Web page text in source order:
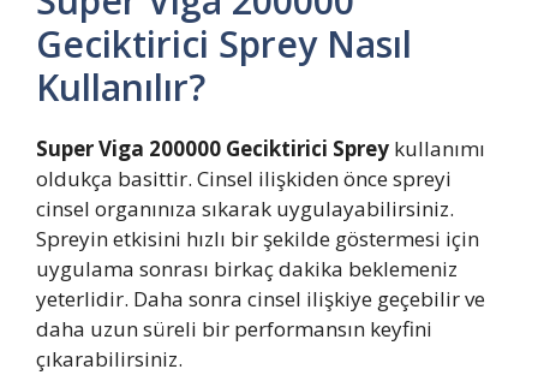
Geciktirici Sprey Nasıl
Kullanılır?
Super Viga 200000 Geciktirici Sprey kullanımı
oldukça basittir. Cinsel ilişkiden önce spreyi
cinsel organınıza sıkarak uygulayabilirsiniz.
Spreyin etkisini hızlı bir şekilde göstermesi için
uygulama sonrası birkaç dakika beklemeniz
yeterlidir. Daha sonra cinsel ilişkiye geçebilir ve
daha uzun süreli bir performansın keyfini
çıkarabilirsiniz.